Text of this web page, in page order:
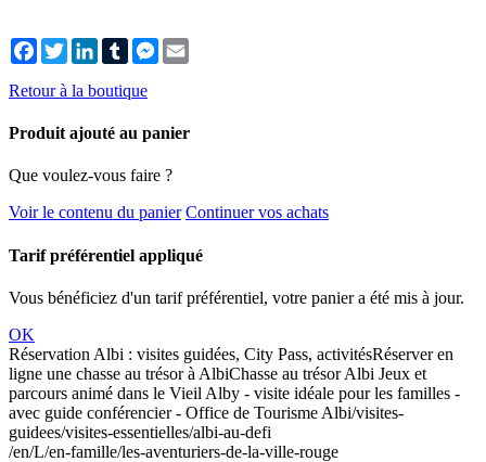
Facebook
TwitterLinkedIn
TumblrMessenger
Retour à la boutique
Produit ajouté au panier
Que voulez-vous faire ?
Voir le contenu du panier Continuer vos achats
Tarif préférentiel appliqué
Vous bénéficiez d'un tarif préférentiel, votre panier a été mis à jour.
OK
Réservation Albi : visites guidées, City Pass, activitésRéserver en
ligne une chasse au trésor à AlbiChasse au trésor Albi Jeux et
parcours animé dans le Vieil Alby - visite idéale pour les familles -
avec guide conférencier - Office de Tourisme Albi/visites-
guidees/visites-essentielles/albi-au-defi
/en/L/en-famille/les-aventuriers-de-la-ville-rouge